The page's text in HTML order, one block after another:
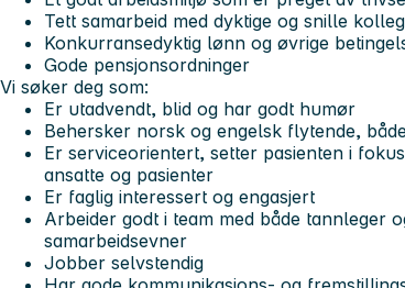
Tett samarbeid med dyktige og snille
Konkurransedyktig lønn og øvrige
Gode pensjonsordninger
Vi søker deg som:
Er utadvendt, blid og har godt humør
Behersker norsk og engelsk flytende,
Er serviceorientert, setter pasienten i
ansatte og pasienter
Er faglig interessert og engasjert
Arbeider godt i team med både tannleger
samarbeidsevner
Jobber selvstendig